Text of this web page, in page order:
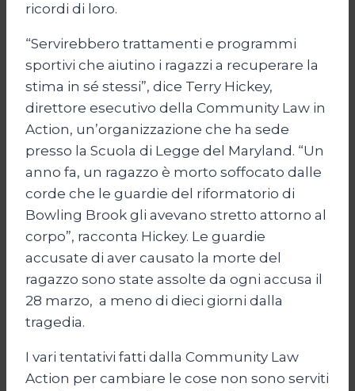
ricordi di loro.
“Servirebbero trattamenti e programmi
sportivi che aiutino i ragazzi a recuperare la
stima in sé stessi”, dice Terry Hickey,
direttore esecutivo della Community Law in
Action, un’organizzazione che ha sede
presso la Scuola di Legge del Maryland. “Un
anno fa, un ragazzo è morto soffocato dalle
corde che le guardie del riformatorio di
Bowling Brook gli avevano stretto attorno al
corpo”, racconta Hickey. Le guardie
accusate di aver causato la morte del
ragazzo sono state assolte da ogni accusa il
28 marzo, a meno di dieci giorni dalla
tragedia.
I vari tentativi fatti dalla Community Law
Action per cambiare le cose non sono serviti